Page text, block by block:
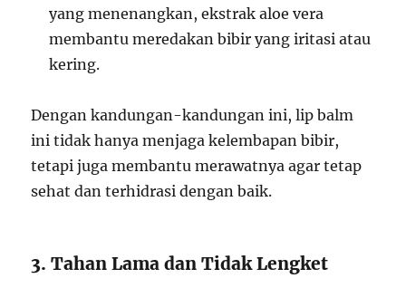
yang menenangkan, ekstrak aloe vera
membantu meredakan bibir yang iritasi atau
kering.
Dengan kandungan-kandungan ini, lip balm
ini tidak hanya menjaga kelembapan bibir,
tetapi juga membantu merawatnya agar tetap
sehat dan terhidrasi dengan baik.
3. Tahan Lama dan Tidak Lengket